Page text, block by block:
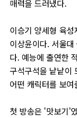
매력을 드러냈다.
이승기 양세형 육
이상윤이다. 서울
다. 예능에 출연한
구석구석을 낱낱이
어떤 캐릭터를 보
첫 방송은 '맛보기'